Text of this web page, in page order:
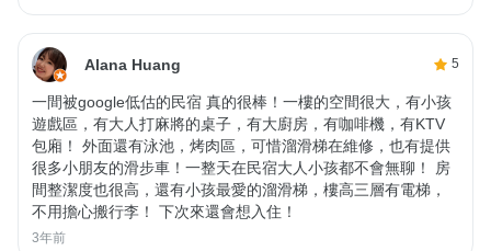
Alana Huang 5
一間被google低估的民宿 真的很棒！一樓的空間很大，有小孩
遊戲區，有大人打麻將的桌子，有大廚房，有咖啡機，有KTV
包廂！ 外面還有泳池，烤肉區，可惜溜滑梯在維修，也有提供
很多小朋友的滑步車！一整天在民宿大人小孩都不會無聊！ 房
間整潔度也很高，還有小孩最愛的溜滑梯，樓高三層有電梯，
不用擔心搬行李！ 下次來還會想入住！
3年前